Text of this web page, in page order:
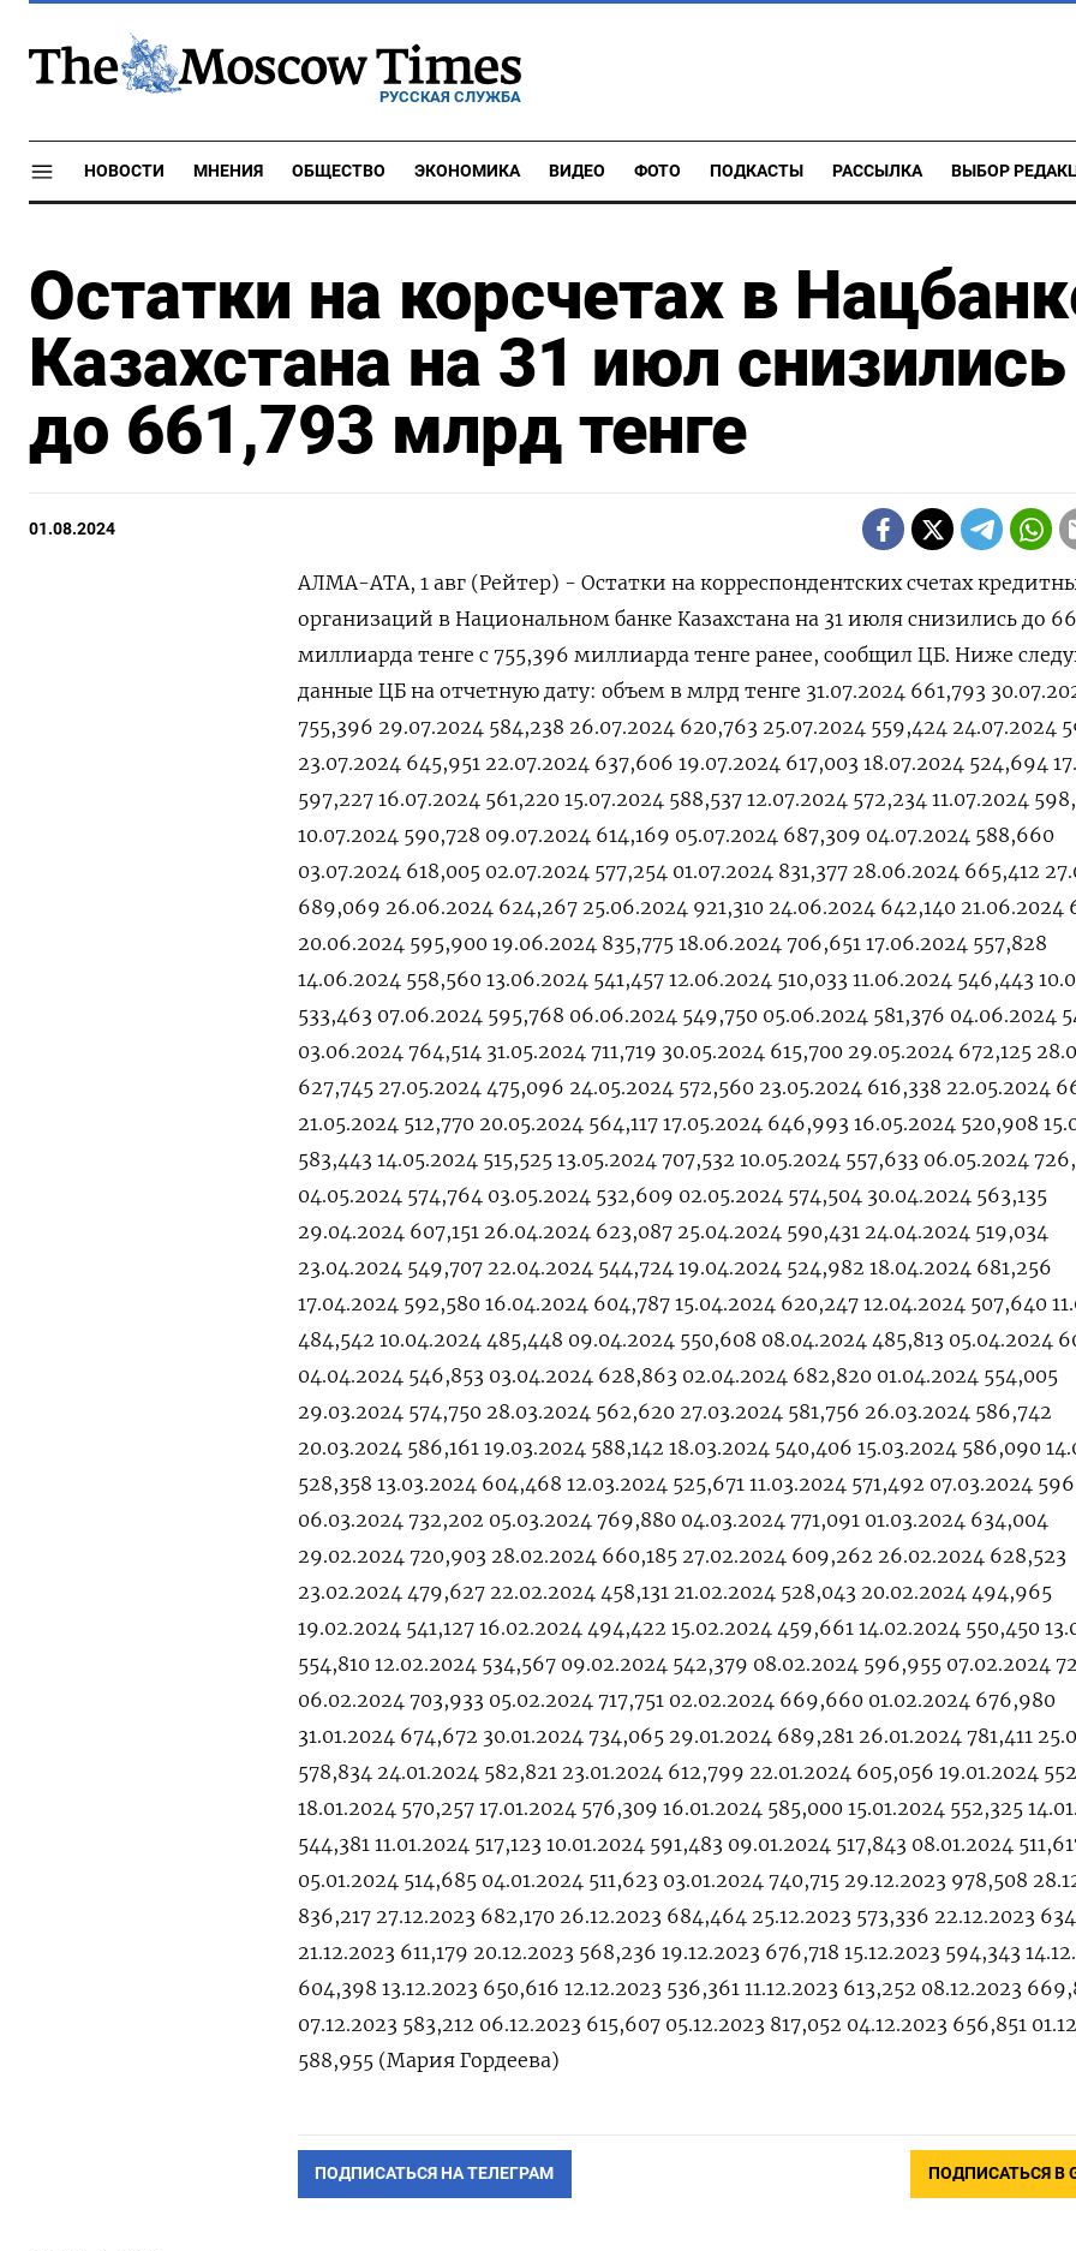
РУССКАЯ СЛУЖБА
НОВОСТИ МНЕНИЯ ОБЩЕСТВО ЭКОНОМИКА ВИДЕО ФОТО ПОДКАСТЫ РАССЫЛКА ВЫБОР
Остатки на корсчетах в
Казахстана на 31 июл снизились
до 661,793 млрд тенге
01.08.2024
АЛМА-АТА, 1 авг (Рейтер) - Остатки на корреспондентских счетах
организаций в Национальном банке Казахстана на 31 июля снизились до
миллиарда тенге с 755,396 миллиарда тенге ранее, сообщил ЦБ. Ниже
данные ЦБ на отчетную дату: объем в млрд тенге 31.07.2024 661,793
755,396 29.07.2024 584,238 26.07.2024 620,763 25.07.2024 559,424 24.07.2024
23.07.2024 645,951 22.07.2024 637,606 19.07.2024 617,003 18.07.2024 524,694
597,227 16.07.2024 561,220 15.07.2024 588,537 12.07.2024 572,234 11.07.2024
10.07.2024 590,728 09.07.2024 614,169 05.07.2024 687,309 04.07.2024 588,660
03.07.2024 618,005 02.07.2024 577,254 01.07.2024 831,377 28.06.2024 665,412
689,069 26.06.2024 624,267 25.06.2024 921,310 24.06.2024 642,140 21.06.2024
20.06.2024 595,900 19.06.2024 835,775 18.06.2024 706,651 17.06.2024 557,828
14.06.2024 558,560 13.06.2024 541,457 12.06.2024 510,033 11.06.2024 546,443
533,463 07.06.2024 595,768 06.06.2024 549,750 05.06.2024 581,376 04.06.2024
03.06.2024 764,514 31.05.2024 711,719 30.05.2024 615,700 29.05.2024 672,125
627,745 27.05.2024 475,096 24.05.2024 572,560 23.05.2024 616,338 22.05.2024
21.05.2024 512,770 20.05.2024 564,117 17.05.2024 646,993 16.05.2024 520,908
583,443 14.05.2024 515,525 13.05.2024 707,532 10.05.2024 557,633 06.05.2024
04.05.2024 574,764 03.05.2024 532,609 02.05.2024 574,504 30.04.2024 563,135
29.04.2024 607,151 26.04.2024 623,087 25.04.2024 590,431 24.04.2024 519,034
23.04.2024 549,707 22.04.2024 544,724 19.04.2024 524,982 18.04.2024 681,256
17.04.2024 592,580 16.04.2024 604,787 15.04.2024 620,247 12.04.2024 507,640
484,542 10.04.2024 485,448 09.04.2024 550,608 08.04.2024 485,813 05.04.2024
04.04.2024 546,853 03.04.2024 628,863 02.04.2024 682,820 01.04.2024 554,005
29.03.2024 574,750 28.03.2024 562,620 27.03.2024 581,756 26.03.2024 586,742
20.03.2024 586,161 19.03.2024 588,142 18.03.2024 540,406 15.03.2024 586,090
528,358 13.03.2024 604,468 12.03.2024 525,671 11.03.2024 571,492 07.03.2024
06.03.2024 732,202 05.03.2024 769,880 04.03.2024 771,091 01.03.2024 634,004
29.02.2024 720,903 28.02.2024 660,185 27.02.2024 609,262 26.02.2024 628,523
23.02.2024 479,627 22.02.2024 458,131 21.02.2024 528,043 20.02.2024 494,965
19.02.2024 541,127 16.02.2024 494,422 15.02.2024 459,661 14.02.2024 550,450
554,810 12.02.2024 534,567 09.02.2024 542,379 08.02.2024 596,955 07.02.2024
06.02.2024 703,933 05.02.2024 717,751 02.02.2024 669,660 01.02.2024 676,980
31.01.2024 674,672 30.01.2024 734,065 29.01.2024 689,281 26.01.2024 781,411
578,834 24.01.2024 582,821 23.01.2024 612,799 22.01.2024 605,056 19.01.2024
18.01.2024 570,257 17.01.2024 576,309 16.01.2024 585,000 15.01.2024 552,325
544,381 11.01.2024 517,123 10.01.2024 591,483 09.01.2024 517,843 08.01.2024
05.01.2024 514,685 04.01.2024 511,623 03.01.2024 740,715 29.12.2023 978,508
836,217 27.12.2023 682,170 26.12.2023 684,464 25.12.2023 573,336 22.12.2023
21.12.2023 611,179 20.12.2023 568,236 19.12.2023 676,718 15.12.2023 594,343
604,398 13.12.2023 650,616 12.12.2023 536,361 11.12.2023 613,252 08.12.2023
07.12.2023 583,212 06.12.2023 615,607 05.12.2023 817,052 04.12.2023 656,851
588,955 (Мария Гордеева)
ПОДПИСАТЬСЯ НА ТЕЛЕГРАМ ПОДПИСАТЬСЯ В